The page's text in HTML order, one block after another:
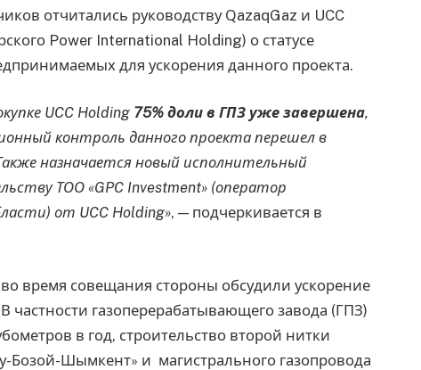
отчитались руководству QazaqGaz и UCC
Power International Holding) о статусе
для ускорения данного проекта.
UCC Holding 75% доли в ГПЗ уже завершена,
контроль данного проекта перешел в
назначается новый исполнительный
ТОО «GPC Investment» (оператор
от UCC Holding», — подчеркивается в
время совещания стороны обсудили ускорение
частности газоперерабатывающего завода (ГПЗ)
в год, строительство второй нитки
Бозой-Шымкент» и магистрального газопровода